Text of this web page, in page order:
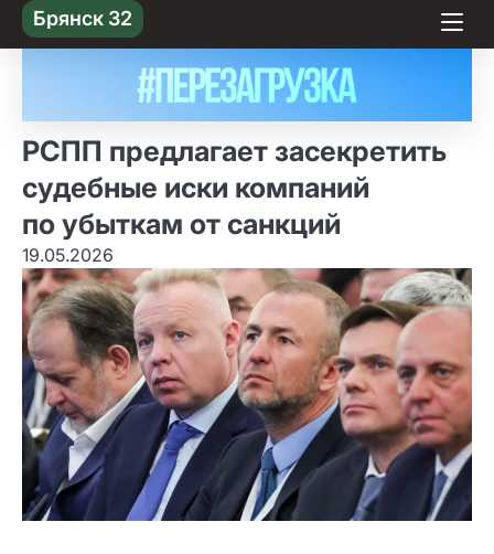
Skip
to content
Брянск 32
РСПП предлагает засекретить
судебные иски компаний
по убыткам от санкций
19.05.2026